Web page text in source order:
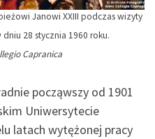
Janowi XXIII podczas wizyty
28 stycznia 1960 roku.
Capranica
począwszy od 1901
Uniwersytecie
latach wytężonej pracy